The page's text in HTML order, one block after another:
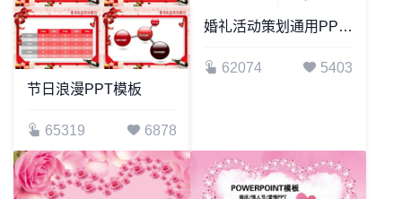
节日浪漫PPT模板
65319 6878
婚礼活动策划通用PPT模板
62074 5403